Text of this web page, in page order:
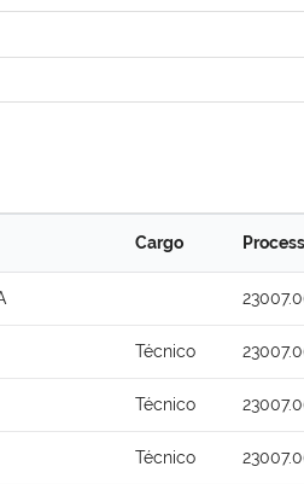
Cargo
Técnico
Técnico
Técnico